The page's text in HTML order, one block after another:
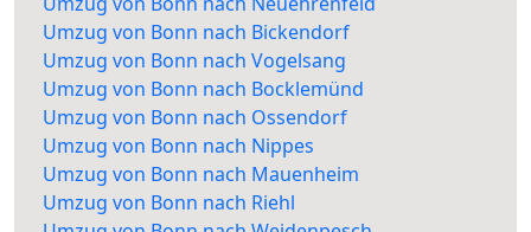
Umzug von Bonn nach Bickendorf
Umzug von Bonn nach Vogelsang
Umzug von Bonn nach Bocklemünd
Umzug von Bonn nach Ossendorf
Umzug von Bonn nach Nippes
Umzug von Bonn nach Mauenheim
Umzug von Bonn nach Riehl